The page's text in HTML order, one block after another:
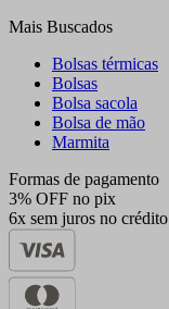
Mais Buscados
Bolsas térmicas
Bolsas
Bolsa sacola
Bolsa de mão
Marmita
Formas de pagamento
3% OFF no pix
6x sem juros no crédito